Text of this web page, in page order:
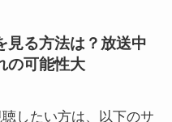
見る方法は？放送中
の可能性大
したい方は、以下のサ